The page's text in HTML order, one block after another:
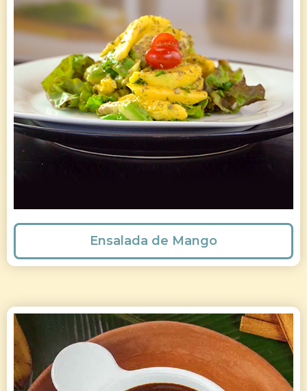
Ensalada de Mango